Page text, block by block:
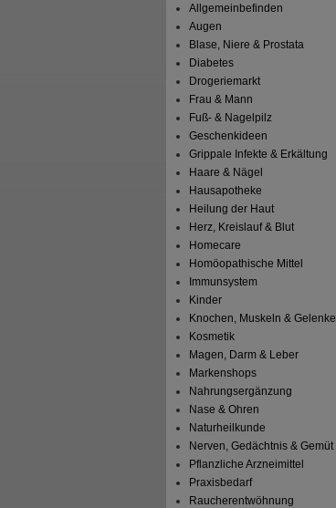
Allgemeinbefinden
Augen
Blase, Niere & Prostata
Diabetes
Drogeriemarkt
Frau & Mann
Fuß- & Nagelpilz
Geschenkideen
Grippale Infekte & Erkältung
Haare & Nägel
Hausapotheke
Heilung der Haut
Herz, Kreislauf & Blut
Homecare
Homöopathische Mittel
Immunsystem
Kinder
Knochen, Muskeln & Gelenke
Kosmetik
Magen, Darm & Leber
Markenshops
Nahrungsergänzung
Nase & Ohren
Naturheilkunde
Nerven, Gedächtnis & Gemüt
Pflanzliche Arzneimittel
Praxisbedarf
Raucherentwöhnung